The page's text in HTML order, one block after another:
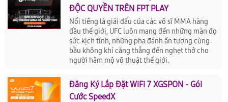
ĐỘC QUYỀN TRÊN FPT PLAY
Nổi tiếng là giải đấu của các võ sĩ MMA hàng
đầu thế giới, UFC luôn mang đến những màn đọ
sức kịch tính, những pha đánh ấn tượng cùng
bầu không khí căng thẳng đến nghẹt thở cho
người hâm mộ võ thuật thế giới.
Đăng Ký Lắp Đặt WiFi 7 XGSPON - Gói
Cước SpeedX